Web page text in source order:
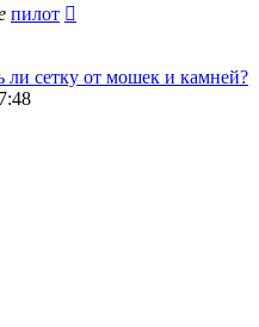
пилот
ли сетку от мошек и камней?